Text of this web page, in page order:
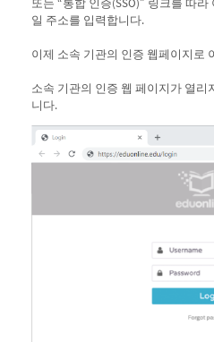
일 주소를 입력합니다.
이제 소속 기관의 인증 웹페이지로
소속 기관의 인증 웹 페이지가 열리
니다.